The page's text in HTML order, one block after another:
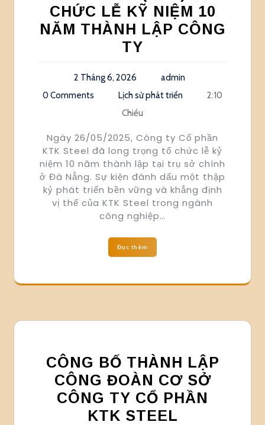
CHỨC LỄ KỸ NIỆM 10
NĂM THÀNH LẬP CÔNG
TY
2 Tháng 6, 2026
admin
0 Comments
Lịch sử phát triển
2:10
Chiều
Ngày 26/05/2025, Công ty Cổ phần
KTK Steel đã long trọng tổ chức lễ kỷ
niệm 10 năm thành lập tại trụ sở chính
ở Đà Nẵng. Sự kiện đánh dấu một thập
kỷ phát triển bền vững và khẳng định
vị thế của KTK Steel trong ngành
công nghiệp…
Đọc thêm
CÔNG BỐ THÀNH LẬP
CÔNG ĐOÀN CƠ SỞ
CÔNG TY CỔ PHẦN
KTK STEEL